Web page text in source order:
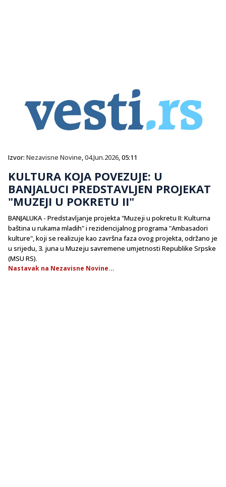
Izvor: Nezavisne Novine,04.Jun.2026, 05:11
KULTURA KOJA POVEZUJE: U
BANJALUCI PREDSTAVLJEN PROJEKAT
"MUZEJI U POKRETU II"
BANJALUKA - Predstavljanje projekta "Muzeji u pokretu II: Kulturna
baština u rukama mladih" i rezidencijalnog programa "Ambasadori
kulture", koji se realizuje kao završna faza ovog projekta, održano je
u srijedu, 3. juna u Muzeju savremene umjetnosti Republike Srpske
(MSU RS).
Nastavak na Nezavisne Novine...